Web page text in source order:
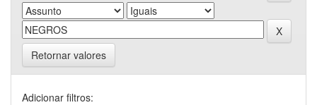
Retornar valores
Adicionar filtros: